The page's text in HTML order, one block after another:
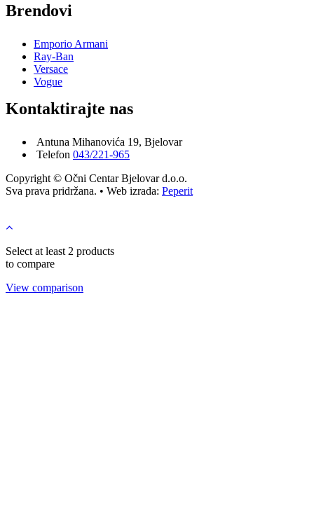
Brendovi
Emporio Armani
Ray-Ban
Versace
Vogue
Kontaktirajte nas
Antuna Mihanovića 19, Bjelovar
Telefon 043/221-965
Copyright © Očni Centar Bjelovar d.o.o.
Sva prava pridržana. • Web izrada: Peperit
Select at least 2 products
to compare
View comparison